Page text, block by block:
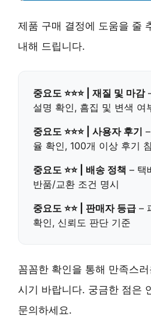
제품 구매 결정에 도움을 줄
내해 드립니다.
중요도 ⭐⭐⭐ | 재질 및 마감
설명 확인, 흠집 및 변색 여
중요도 ⭐⭐⭐ | 사용자 후기
율 확인, 100개 이상 후기
중요도 ⭐⭐ | 배송 정책 – 택
반품/교환 조건 명시
중요도 ⭐⭐ | 판매자 등급 –
확인, 신뢰도 판단 기준
꼼꼼한 확인을 통해 만족스
시기 바랍니다. 궁금한 점은
문의하세요.